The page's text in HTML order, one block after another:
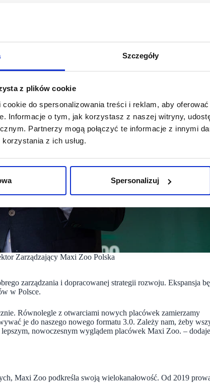
Szczegóły
z plików cookie
do spersonalizowania treści i reklam, aby
Informacje o tym, jak korzystasz z naszej witryny,
Partnerzy mogą połączyć te informacje z innymi
z ich usług.
Spersonalizuj
Zarządzający Maxi Zoo Polska
zarządzania i dopracowanej strategii rozwoju. Ekspansja
w Polsce.
Równolegle z otwarciami nowych placówek zamierzamy
je do naszego nowego formatu 3.0. Zależy nam, żeby
nowoczesnym wyglądem placówek Maxi Zoo. – dodaje
Maxi Zoo podkreśla swoją wielokanałowość. Od 2019